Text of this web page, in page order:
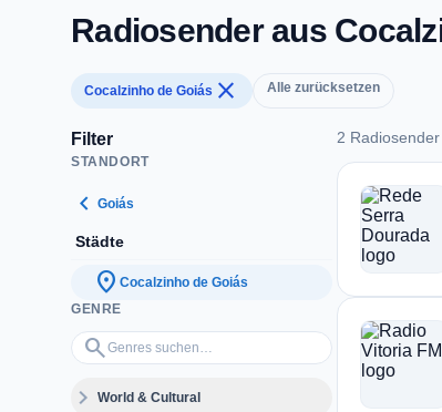
Radiosender aus
Cocalzinho de Goiás close Alle zurücksetzen
Filter
STANDORT
chevron_left Goiás
Städte
location_on Cocalzinho de Goiás
GENRE
search
Genres suchen…
expand_moreWorld & Cultural
2
2